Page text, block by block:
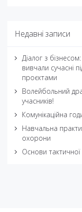
Недавні записи
Діалог з
вивчали сучасні
проєктами
Волейбольний
учасників!
Комунікаційна
Навчальна
охорони
Основи тактичної